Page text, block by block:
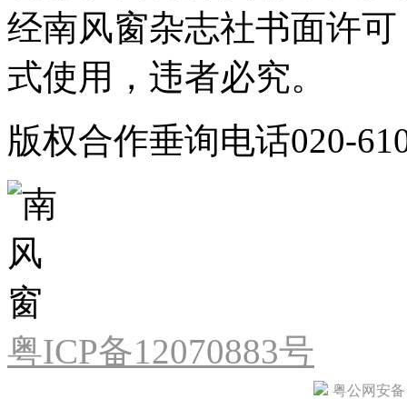
经南风窗杂志社书面许
式使用，违者必究。
版权合作垂询电话020-
粤ICP备12070883号
粤公网安备